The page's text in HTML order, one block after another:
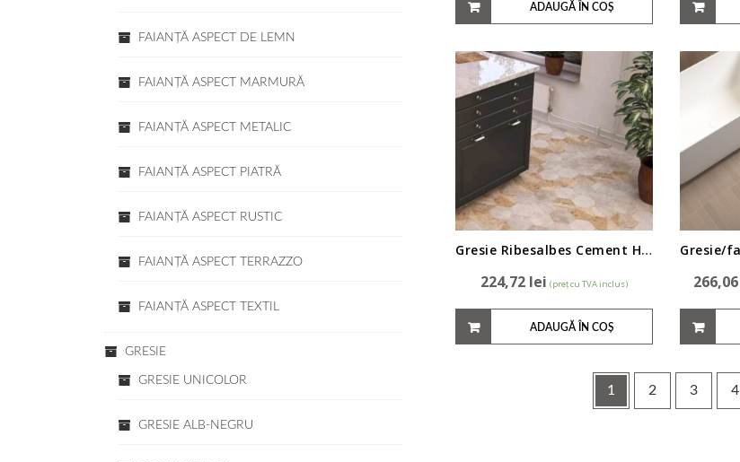
ADAUGĂ ÎN COȘ
Gresie Ribesalbes Cement Hex 15,2×17,2cm
224,72 lei (preț cu TVA inclus)
ADAUGĂ ÎN COȘ
266,06
1 2 3 4
FAIANŢĂ ASPECT DE LEMN
FAIANŢĂ ASPECT MARMURĂ
FAIANŢĂ ASPECT METALIC
FAIANŢĂ ASPECT PIATRĂ
FAIANŢĂ ASPECT RUSTIC
FAIANŢĂ ASPECT TERRAZZO
FAIANŢĂ ASPECT TEXTIL
GRESIE
GRESIE UNICOLOR
GRESIE ALB-NEGRU